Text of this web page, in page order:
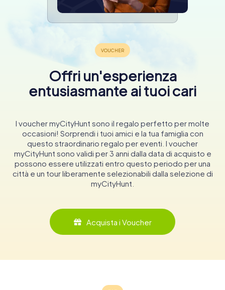
Offri un'esperienza
entusiasmante ai tuoi cari
I voucher myCityHunt sono il regalo perfetto per molte
occasioni! Sorprendi i tuoi amici e la tua famiglia con
questo straordinario regalo per eventi. I voucher
myCityHunt sono validi per 3 anni dalla data di acquisto e
possono essere utilizzati entro questo periodo per una
città e un tour liberamente selezionabili dalla selezione di
myCityHunt.
Acquista i Voucher